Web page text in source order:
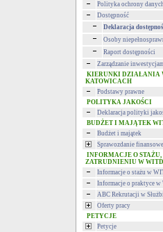
Polityka ochrony
Dostępność
Deklaracja
Osoby
Raport dostępności
Zarządzanie
KIERUNKI DZIAŁANIA
KATOWICACH
Podstawy prawne
POLITYKA JAKOŚCI
Deklaracja polityki
BUDŻET I MAJĄTEK
Budżet i majątek
Sprawozdanie finansowe
INFORMACJE O
ZATRUDNIENIU W WITD
Informacje o stażu w
Informacje o praktyce
ABC Rekrutacji w
Oferty pracy
PETYCJE
Petycje